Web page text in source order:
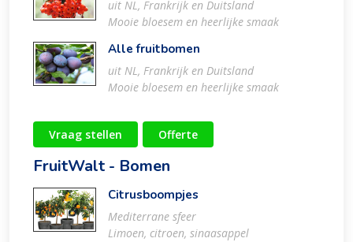
uit NL, Frankrijk en Duitsland
Mooie bloesem en heerlijke smaak
Alle fruitbomen
uit NL, Frankrijk en Duitsland
Mooie bloesem en heerlijke smaak
Vraag stellen Offerte
FruitWalt - Bomen
Citrusboompjes
Mediterrane sfeer
Limoen, citroen, sinaasappel